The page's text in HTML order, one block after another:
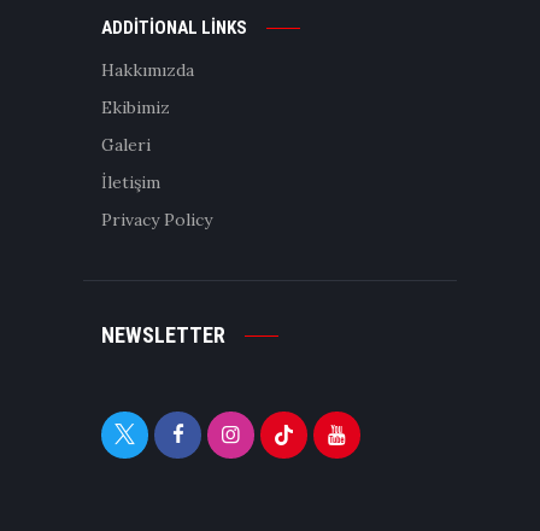
ADDITIONAL LINKS
Hakkımızda
Ekibimiz
Galeri
İletişim
Privacy Policy
NEWSLETTER